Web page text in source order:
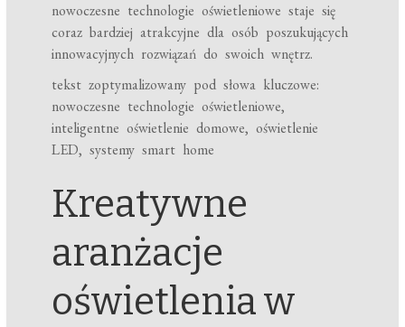
nowoczesne technologie oświetleniowe staje się
coraz bardziej atrakcyjne dla osób poszukujących
innowacyjnych rozwiązań do swoich wnętrz.
tekst zoptymalizowany pod słowa kluczowe:
nowoczesne technologie oświetleniowe,
inteligentne oświetlenie domowe, oświetlenie
LED, systemy smart home
Kreatywne
aranżacje
oświetlenia w